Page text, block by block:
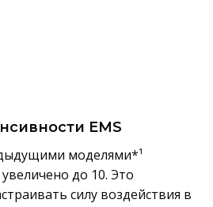
EMS
моделями*¹
до 10. Это
силу воздействия в